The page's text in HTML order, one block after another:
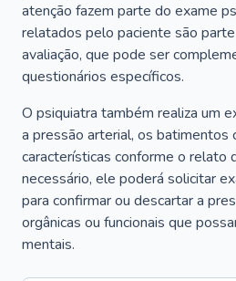
atenção fazem parte do exame
relatados pelo paciente são
avaliação, que pode ser
questionários específicos.
O psiquiatra também realiza um
a pressão arterial, os batimentos
características conforme o relato
necessário, ele poderá solicitar
para confirmar ou descartar a
orgânicas ou funcionais que
mentais.